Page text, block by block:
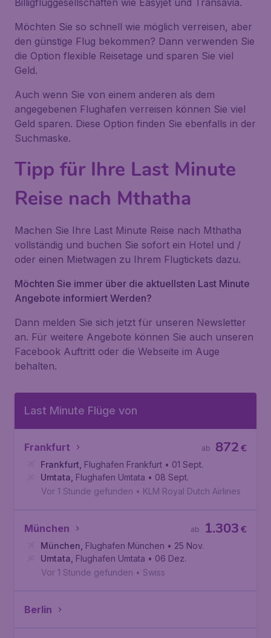
Billigfluggesellschaften wie Easyjet und Transavia.
Möchten Sie so schnell wie möglich verreisen, aber
den günstige Flug bekommen? Dann verwenden Sie
die Option flexible Reisetage und sparen Sie viel
Geld.
Auch wenn Sie von einem anderen als dem
angegebenen Flughafen verreisen können Sie viel
Geld sparen. Diese Option finden Sie ebenfalls in der
Suchmaske.
Tipp für Ihre Last Minute
Reise nach Mthatha
Machen Sie Ihre Last Minute Reise nach Mthatha
vollständig und buchen Sie sofort ein Hotel und /
oder einen Mietwagen zu Ihrem Flugtickets dazu.
Möchten Sie immer über die aktuellsten Last Minute
Angebote informiert Werden?
Dann melden Sie sich jetzt für unseren Newsletter
an. Für weitere Angebote können Sie auch unseren
Facebook Auftritt oder die Webseite im Auge
behalten.
Last Minute Flüge von
Frankfurt €
872
ab
Frankfurt Flughafen Frankfurt • 01 Sept.
Umtata Flughafen Umtata • 08 Sept.
Vor 1 Stunde gefunden • KLM Royal Dutch Airlines
München €
1.303
ab
München Flughafen München • 25 Nov.
Umtata Flughafen Umtata • 06 Dez.
Vor 1 Stunde gefunden • Swiss
Berlin